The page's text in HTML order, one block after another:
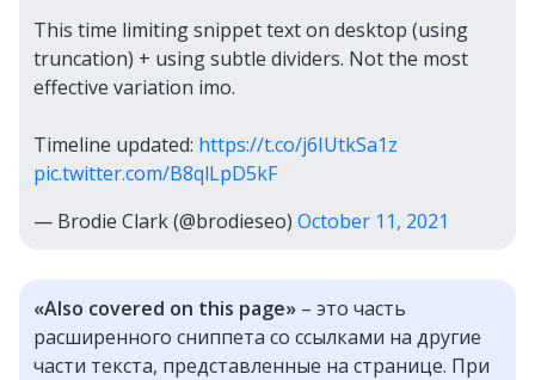
This time limiting snippet text on desktop (using
truncation) + using subtle dividers. Not the most
effective variation imo.
Timeline updated: https://t.co/j6IUtkSa1z
pic.twitter.com/B8qlLpD5kF
— Brodie Clark (@brodieseo) October 11, 2021
«Also covered on this page» – это часть
расширенного сниппета со ссылками на другие
части текста, представленные на странице. При